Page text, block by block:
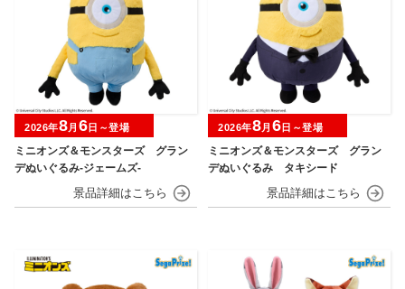
ミニオンズ＆モンスターズ グラン
デぬいぐるみ‐ジェームズ‐
2026年8月 6 日～登場
ミニオンズ＆モンスターズ グラン
デぬいぐるみ タキシード
2026年8月 6 日～登場